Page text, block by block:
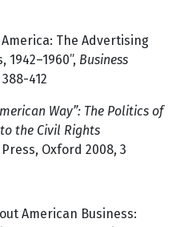
The Advertising
Business
412
Way”: The Politics of
the Civil Rights
Oxford 2008, 3
American Business: